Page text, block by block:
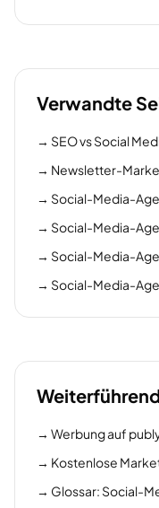
Verwandte
→ SEO vs Social
→ Newsletter-
→ Social-Media-
→ Social-Media-
→ Social-Media-
→ Social-Media-
→ Werbung auf
→ Kostenlose
→ Glossar: Social-